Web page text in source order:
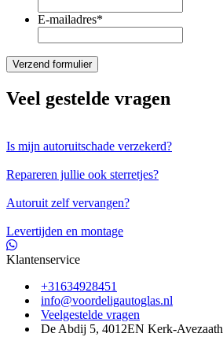
E-mailadres*
Veel gestelde vragen
Is mijn autoruitschade verzekerd?
Repareren jullie ook sterretjes?
Autoruit zelf vervangen?
Levertijden en montage
Klantenservice
+31634928451
info@voordeligautoglas.nl
Veelgestelde vragen
De Abdij 5, 4012EN Kerk-Avezaath